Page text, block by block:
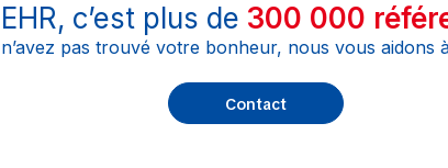
c’est plus de 300 000
pas trouvé votre bonheur, nous vous aidons
Contact